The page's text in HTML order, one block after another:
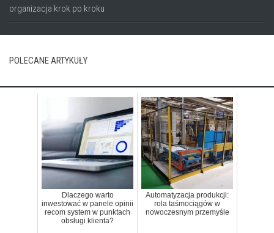
organizacja krok po kroku
POLECANE ARTYKUŁY
Dlaczego warto
inwestować w panele opinii
recom system w punktach
obsługi klienta?
Automatyzacja produkcji:
rola taśmociągów w
nowoczesnym przemyśle